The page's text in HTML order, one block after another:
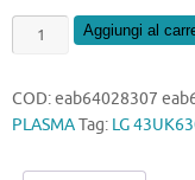
43UK6300
64028308
Altoparlanti
Aggiungi al
COD:eab64028307
PLASMATag: LG